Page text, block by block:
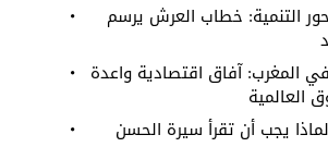
التنمية: خطاب العرش يرسم
المغرب: آفاق اقتصادية واعدة
العالمية
يجب أن تقرأ سيرة الحسن